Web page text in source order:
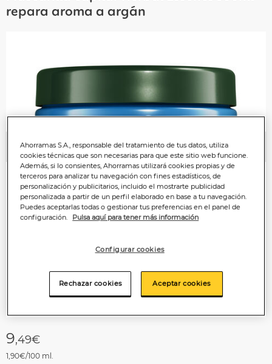
repara aroma a argán
Anterior
9,49€
1,90€/100 ml.
Ahorramas S.A., responsable del tratamiento de tus datos, utiliza
cookies técnicas que son necesarias para que este sitio web funcione.
Además, si lo consientes, Ahorramas utilizará cookies propias y de
terceros para analizar tu navegación con fines estadísticos, de
personalización y publicitarios, incluido el mostrarte publicidad
personalizada a partir de un perfil elaborado en base a tu navegación.
Puedes aceptarlas todas o gestionar tus preferencias en el panel de
configuración.
Pulsa aquí para tener más información
Configurar cookies
Rechazar cookies Aceptar cookies